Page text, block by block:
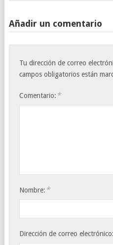
Añadir un comentario
Tu dirección de correo
campos obligatorios están
Comentario: *
Nombre: *
Dirección de correo electrónico: